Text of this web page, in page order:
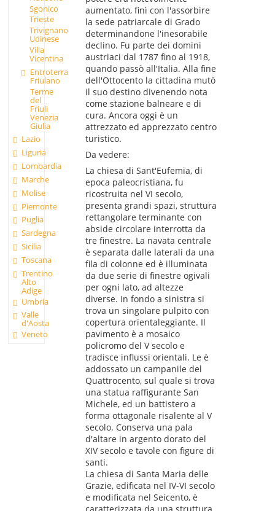
Sgonico
Trieste
Trivignano
Udinese
Villa
Vicentina
Entroterra
Friulano
Terme
del
Friuli
Venezia
Giulia
Lazio
Liguria
Lombardia
Marche
Molise
Piemonte
Puglia
Sardegna
Sicilia
Toscana
Trentino
Alto
Adige
Umbria
Valle
d'Aosta
Veneto
aumentato, finì con l'assorbire
la sede patriarcale di Grado
determinandone l'inesorabile
declino. Fu parte dei domini
austriaci dal 1787 fino al 1918,
quando passò all'Italia. Alla fine
dell'Ottocento la cittadina mutò
il suo destino divenendo nota
come stazione balneare e di
cura. Ancora oggi è un
attrezzato ed apprezzato centro
turistico.
Da vedere:
La chiesa di Sant'Eufemia, di
epoca paleocristiana, fu
ricostruita nel VI secolo,
presenta grandi spazi, struttura
rettangolare terminante con
abside circolare interrotta da
tre finestre. La navata centrale
è separata dalle laterali da una
fila di colonne ed è illuminata
da due serie di finestre ogivali
per ogni lato, ad altezze
diverse. In fondo a sinistra si
trova un singolare pulpito con
copertura orientaleggiante. Il
pavimento è a mosaico
policromo del V secolo e
tradisce influssi orientali. Le è
addossato un campanile del
Quattrocento, sul quale si trova
una statua raffigurante San
Michele, ed un battistero a
forma ottagonale risalente al V
secolo. Conserva una pala
d'altare in argento dorato del
XIV secolo e tavole con figure di
santi.
La chiesa di Santa Maria delle
Grazie, edificata nel IV-VI secolo
e modificata nel Seicento, è